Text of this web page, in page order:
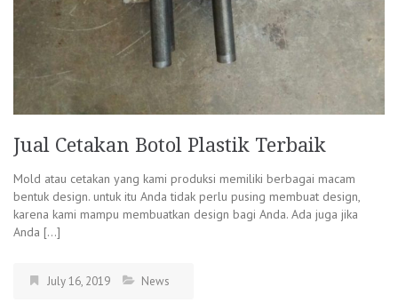
Jual Cetakan Botol Plastik Terbaik
Mold atau cetakan yang kami produksi memiliki berbagai macam
bentuk design. untuk itu Anda tidak perlu pusing membuat design,
karena kami mampu membuatkan design bagi Anda. Ada juga jika
Anda […]
July 16, 2019 News